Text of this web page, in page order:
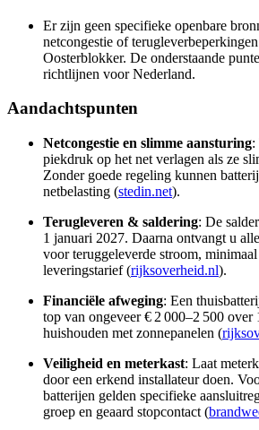
Er zijn geen specifieke openbare
netcongestie of
Oosterblokker. De onderstaande
richtlijnen voor Nederland.
Aandachtspunten
Netcongestie en slimme aansturing:
piekdruk op het net verlagen als ze
Zonder goede regeling kunnen
netbelasting (stedin.net).
Terugleveren & saldering: De
1 januari 2027. Daarna ontvangt u
voor teruggeleverde stroom,
leveringstarief (rijksoverheid.nl).
Financiële afweging: Een
top van ongeveer € 2 000–2 500 over
huishouden met zonnepanelen (
Veiligheid en meterkast: Laat
door een erkend installateur doen.
batterijen gelden specifieke
groep en geaard stopcontact (